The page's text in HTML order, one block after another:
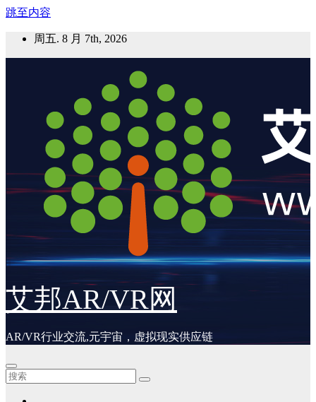
跳至内容
周五. 8 月 7th, 2026
艾邦AR/VR网
AR/VR行业交流,元宇宙，虚拟现实供应链